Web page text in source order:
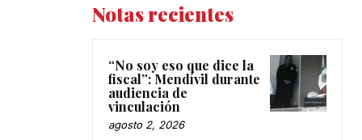
Notas recientes
“No soy eso que dice la
fiscal”: Mendívil durante
audiencia de
vinculación
agosto 2, 2026